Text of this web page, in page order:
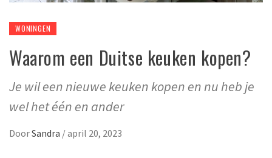
WONINGEN
Waarom een Duitse keuken kopen?
Je wil een nieuwe keuken kopen en nu heb je
wel het één en ander
DoorSandra /april 20, 2023